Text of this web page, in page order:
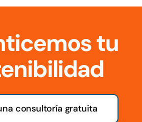
tu
consultoría gratuita